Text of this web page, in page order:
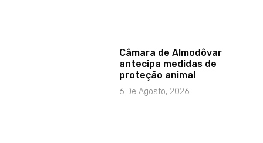
Câmara de Almodôvar
antecipa medidas de
proteção animal
6 De Agosto, 2026